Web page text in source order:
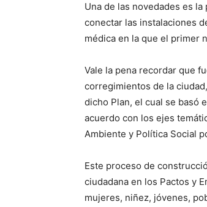
Una de las novedades es
conectar las instalaciones
médica en la que el primer
Vale la pena recordar que
corregimientos de la
dicho Plan, el cual se basó
acuerdo con los ejes
Ambiente y Política Social
Este proceso de
ciudadana en los Pactos y
mujeres, niñez, jóvenes,